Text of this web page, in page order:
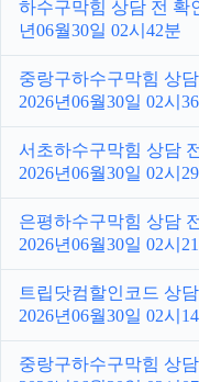
하수구막힘 상담 전 확
년06월30일 02시42분
중랑구하수구막힘 상
2026년06월30일 02시
서초하수구막힘 상담
2026년06월30일 02시
은평하수구막힘 상담
2026년06월30일 02시
트립닷컴할인코드 상
2026년06월30일 02시
중랑구하수구막힘 상